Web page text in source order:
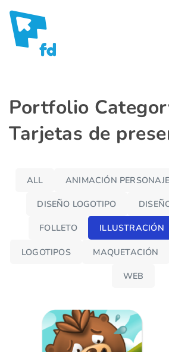
Skip
content
Portfolio
Tarjetas de
ALL ANIMACIÓN
DISEÑO LOGOTIPO
FOLLETO ILLUSTRACIÓN
LOGOTIPOS MAQUETACIÓN
WEB